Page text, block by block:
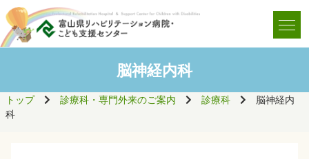
脳神経内科
トップ 診療科・専門外来のご案内 診療科
脳神経内
科